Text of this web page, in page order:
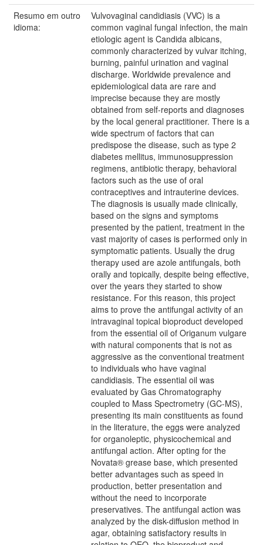
Resumo em outro
idioma:
Vulvovaginal candidiasis (VVC) is a
common vaginal fungal infection, the main
etiologic agent is Candida albicans,
commonly characterized by vulvar itching,
burning, painful urination and vaginal
discharge. Worldwide prevalence and
epidemiological data are rare and
imprecise because they are mostly
obtained from self-reports and diagnoses
by the local general practitioner. There is a
wide spectrum of factors that can
predispose the disease, such as type 2
diabetes mellitus, immunosuppression
regimens, antibiotic therapy, behavioral
factors such as the use of oral
contraceptives and intrauterine devices.
The diagnosis is usually made clinically,
based on the signs and symptoms
presented by the patient, treatment in the
vast majority of cases is performed only in
symptomatic patients. Usually the drug
therapy used are azole antifungals, both
orally and topically, despite being effective,
over the years they started to show
resistance. For this reason, this project
aims to prove the antifungal activity of an
intravaginal topical bioproduct developed
from the essential oil of Origanum vulgare
with natural components that is not as
aggressive as the conventional treatment
to individuals who have vaginal
candidiasis. The essential oil was
evaluated by Gas Chromatography
coupled to Mass Spectrometry (GC-MS),
presenting its main constituents as found
in the literature, the eggs were analyzed
for organoleptic, physicochemical and
antifungal action. After opting for the
Novata® grease base, which presented
better advantages such as speed in
production, better presentation and
without the need to incorporate
preservatives. The antifungal action was
analyzed by the disk-diffusion method in
agar, obtaining satisfactory results in